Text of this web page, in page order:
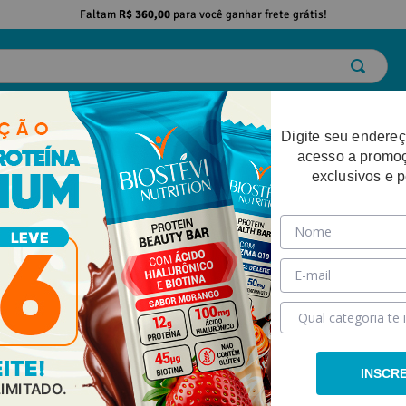
Faltam R$ 360,00para você ganhar frete grátis!
EMAGRECIMENTO DESEMPENHO FÍSICO
Digite seu
acesso a
exclusivos e